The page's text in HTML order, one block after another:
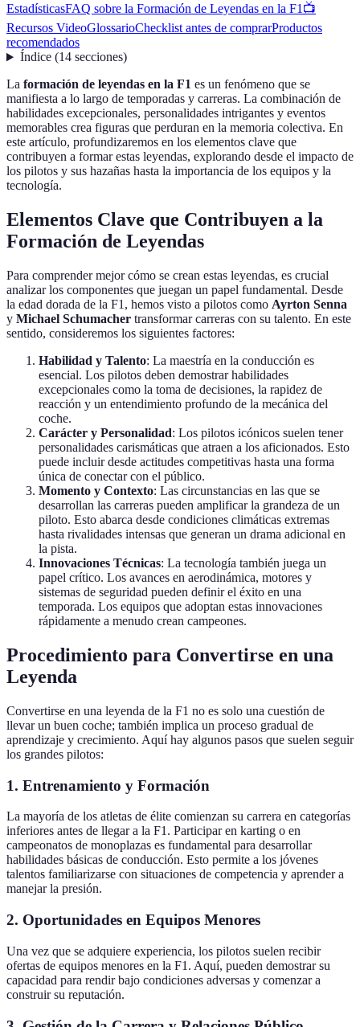
EstadísticasFAQ sobre la Formación de Leyendas en la F1📺
Recursos VideoGlossarioChecklist antes de comprarProductos
recomendados
Índice(14 secciones)
La formación de leyendas en la F1 es un fenómeno que se
manifiesta a lo largo de temporadas y carreras. La combinación de
habilidades excepcionales, personalidades intrigantes y eventos
memorables crea figuras que perduran en la memoria colectiva. En
este artículo, profundizaremos en los elementos clave que
contribuyen a formar estas leyendas, explorando desde el impacto de
los pilotos y sus hazañas hasta la importancia de los equipos y la
tecnología.
Elementos Clave que Contribuyen a la
Formación de Leyendas
Para comprender mejor cómo se crean estas leyendas, es crucial
analizar los componentes que juegan un papel fundamental. Desde
la edad dorada de la F1, hemos visto a pilotos como Ayrton Senna
y Michael Schumacher transformar carreras con su talento. En este
sentido, consideremos los siguientes factores:
Habilidad y Talento: La maestría en la conducción es
esencial. Los pilotos deben demostrar habilidades
excepcionales como la toma de decisiones, la rapidez de
reacción y un entendimiento profundo de la mecánica del
coche.
Carácter y Personalidad: Los pilotos icónicos suelen tener
personalidades carismáticas que atraen a los aficionados. Esto
puede incluir desde actitudes competitivas hasta una forma
única de conectar con el público.
Momento y Contexto: Las circunstancias en las que se
desarrollan las carreras pueden amplificar la grandeza de un
piloto. Esto abarca desde condiciones climáticas extremas
hasta rivalidades intensas que generan un drama adicional en
la pista.
Innovaciones Técnicas: La tecnología también juega un
papel crítico. Los avances en aerodinámica, motores y
sistemas de seguridad pueden definir el éxito en una
temporada. Los equipos que adoptan estas innovaciones
rápidamente a menudo crean campeones.
Procedimiento para Convertirse en una
Leyenda
Convertirse en una leyenda de la F1 no es solo una cuestión de
llevar un buen coche; también implica un proceso gradual de
aprendizaje y crecimiento. Aquí hay algunos pasos que suelen seguir
los grandes pilotos:
1. Entrenamiento y Formación
La mayoría de los atletas de élite comienzan su carrera en categorías
inferiores antes de llegar a la F1. Participar en karting o en
campeonatos de monoplazas es fundamental para desarrollar
habilidades básicas de conducción. Esto permite a los jóvenes
talentos familiarizarse con situaciones de competencia y aprender a
manejar la presión.
2. Oportunidades en Equipos Menores
Una vez que se adquiere experiencia, los pilotos suelen recibir
ofertas de equipos menores en la F1. Aquí, pueden demostrar su
capacidad para rendir bajo condiciones adversas y comenzar a
construir su reputación.